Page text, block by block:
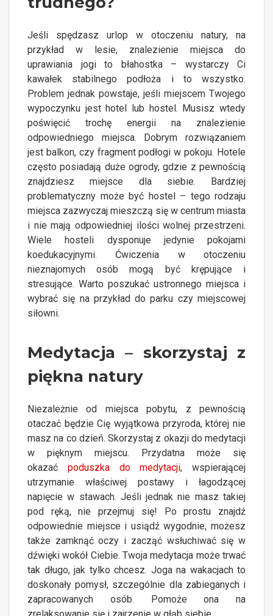
Jeśli spędzasz urlop w otoczeniu natury, na
przykład w lesie, znalezienie miejsca do
uprawiania jogi to błahostka – wystarczy Ci
kawałek stabilnego podłoża i to wszystko.
Problem jednak powstaje, jeśli miejscem Twojego
wypoczynku jest hotel lub hostel. Musisz wtedy
poświęcić trochę energii na znalezienie
odpowiedniego miejsca. Dobrym rozwiązaniem
jest balkon, czy fragment podłogi w pokoju. Hotele
często posiadają duże ogrody, gdzie z pewnością
znajdziesz miejsce dla siebie. Bardziej
problematyczny może być hostel – tego rodzaju
miejsca zazwyczaj mieszczą się w centrum miasta
i nie mają odpowiedniej ilości wolnej przestrzeni.
Wiele hosteli dysponuje jedynie pokojami
koedukacyjnymi. Ćwiczenia w otoczeniu
nieznajomych osób mogą być krępujące i
stresujące. Warto poszukać ustronnego miejsca i
wybrać się na przykład do parku czy miejscowej
siłowni.
Medytacja – skorzystaj z
piękna natury
Niezależnie od miejsca pobytu, z pewnością
otaczać będzie Cię wyjątkowa przyroda, której nie
masz na co dzień. Skorzystaj z okazji do medytacji
w pięknym miejscu. Przydatna może się
okazać poduszka do medytacji, wspierającej
utrzymanie właściwej postawy i łagodzącej
napięcie w stawach. Jeśli jednak nie masz takiej
pod ręką, nie przejmuj się! Po prostu znajdź
odpowiednie miejsce i usiądź wygodnie, możesz
także zamknąć oczy i zacząć wsłuchiwać się w
dźwięki wokół Ciebie. Twoja medytacja może trwać
tak długo, jak tylko chcesz. Joga na wakacjach to
doskonały pomysł, szczególnie dla zabieganych i
zapracowanych osób. Pomoże ona na